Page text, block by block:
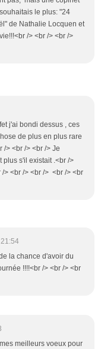
le plus: "24
de Nathalie Locquen et
/> <br /> <br />
j'ai bondi dessus , ces
de plus en plus rare
/> <br /> <br /> Je
s'il existait .<br />
> <br /> <br /> <br /> <br
la chance d'avoir du
!!!!<br /> <br /> <br
meilleurs voeux pour